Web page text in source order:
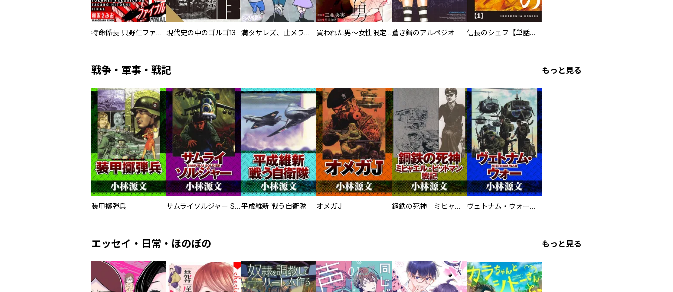
特命係長 只野仁ファイナル 愛蔵版 現代史の中のゴルゴ13 満タサレズ、止メラレズ 買われた男～女性限定快感セラピスト～【描き下ろしおまけ付き特装版】蒼き鋼のアルペジオ 信長のシェフ【単話版】
戦争・軍事・戦記 もっと見る
装甲擲弾兵 サムライソルジャー SAMURAI SOLDIER平成維新 戦う自衛隊 オメガJ 鋼鉄の死神 ミヒャエル・ビットマン戦記 ヴェトナム・ウォー VIETNAM WAR
エッセイ・日常・ほのぼの もっと見る